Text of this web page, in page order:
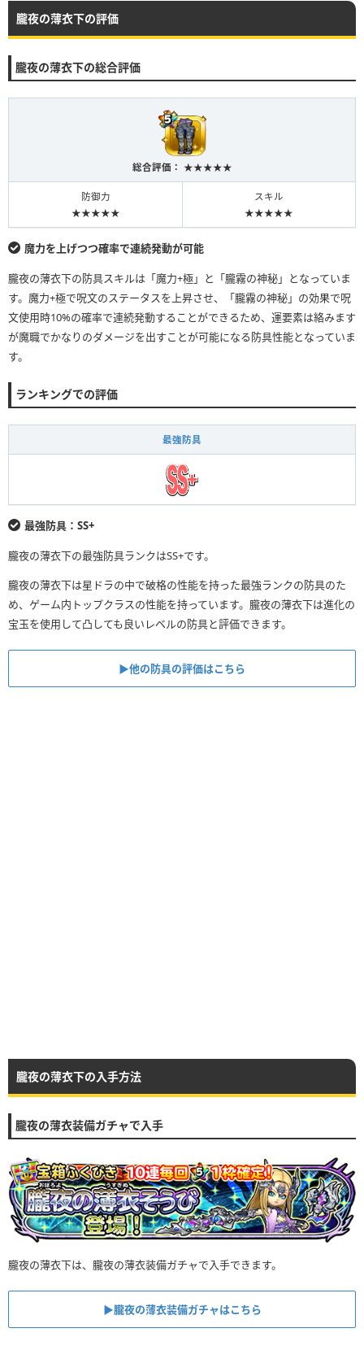
朧夜の薄衣下の評価
朧夜の薄衣下の総合評価
総合評価： ★★★★★
防御力
★★★★★
スキル
★★★★★
魔力を上げつつ確率で連続発動が可能
朧夜の薄衣下の防具スキルは「魔力+極」と「朧霧の神秘」となっていま
す。魔力+極で呪文のステータスを上昇させ、「朧霧の神秘」の効果で呪
文使用時10%の確率で連続発動することができるため、運要素は絡みます
が魔職でかなりのダメージを出すことが可能になる防具性能となっていま
す。
ランキングでの評価
最強防具
最強防具：SS+
朧夜の薄衣下の最強防具ランクはSS+です。
朧夜の薄衣下は星ドラの中で破格の性能を持った最強ランクの防具のた
め、ゲーム内トップクラスの性能を持っています。朧夜の薄衣下は進化の
宝玉を使用して凸しても良いレベルの防具と評価できます。
▶︎他の防具の評価はこちら
朧夜の薄衣下の入手方法
朧夜の薄衣装備ガチャで入手
朧夜の薄衣下は、朧夜の薄衣装備ガチャで入手できます。
▶︎朧夜の薄衣装備ガチャはこちら